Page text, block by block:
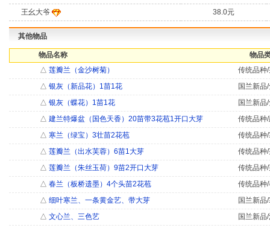
王幺大爷
38.0元
其他物品
物品名称
物品
△ 莲瓣兰（金沙树菊）
传统品种
△ 银灰（新品花）1苗1花
国兰新品
△ 银灰（蝶花）1苗1花
国兰新品
△ 建兰特爆盆（国色天香）20苗带3花苞1开口大芽
传统品种
△ 寒兰（绿宝）3壮苗2花苞
传统品种
△ 莲瓣兰（出水芙蓉）6苗1大芽
传统品种
△ 莲瓣兰（朱丝玉荷）9苗2开口大芽
传统品种
△ 春兰（板桥遗墨）4个头苗2花苞
传统品种
△ 细叶寒兰、一条黄金艺、带大芽
国兰新品
△ 文心兰、三色艺
国兰新品